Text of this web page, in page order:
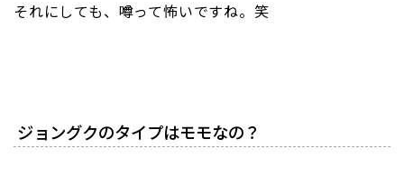
それにしても、噂って怖いですね。笑
ジョングクのタイプはモモなの？